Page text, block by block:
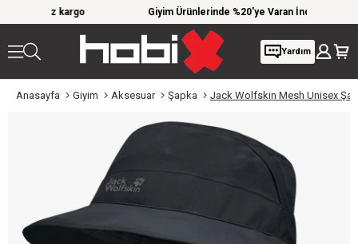
Giyim Ürünlerinde %20'ye Varan İndirim!
Yardım
Anasayfa Giyim Aksesuar Şapka Jack Wolfskin Mesh Unisex